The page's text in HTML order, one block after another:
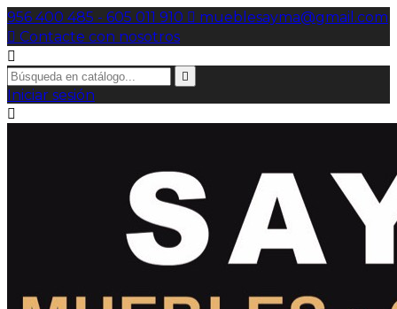
956 400 485 - 605 011 910  mueblesayma@gmail.com
 Contacte con nosotros


Iniciar sesión
